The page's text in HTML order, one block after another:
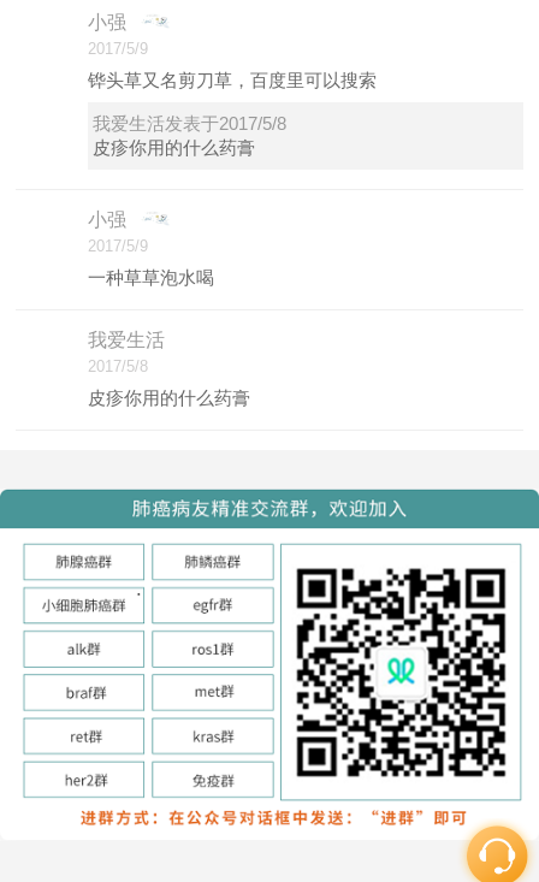
小强
2017/5/9
铧头草又名剪刀草，百度里可以搜索
我爱生活发表于2017/5/8
皮疹你用的什么药膏
小强
2017/5/9
一种草草泡水喝
我爱生活
2017/5/8
皮疹你用的什么药膏